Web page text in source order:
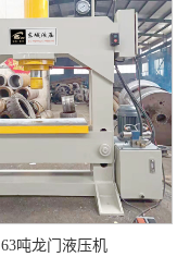
63吨龙门液压机